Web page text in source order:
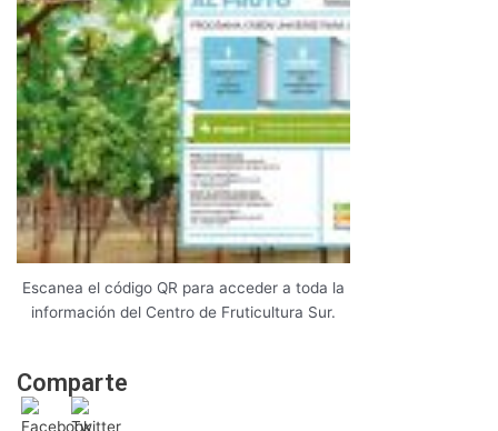
Comparte
Escanea el código QR para acceder a toda la
información del Centro de Fruticultura Sur.